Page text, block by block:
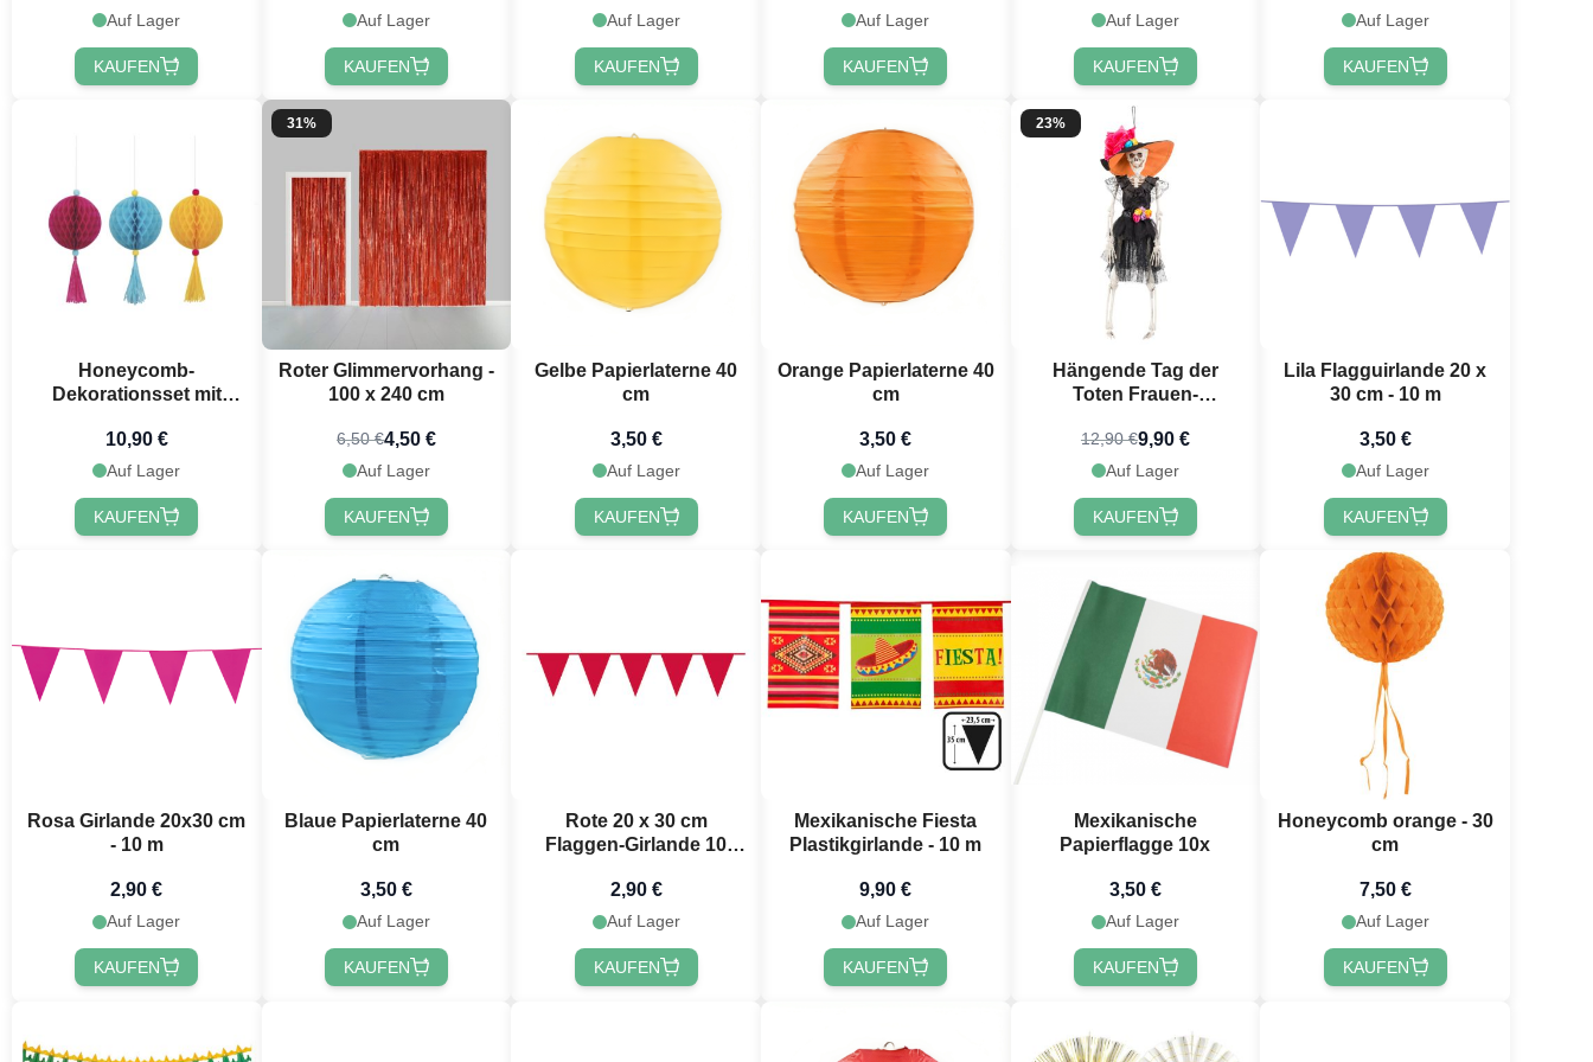
Auf Lager
KAUFEN
Auf Lager
KAUFEN
Auf Lager
KAUFEN
Auf Lager
KAUFEN
Auf Lager
KAUFEN
Auf Lager
KAUFEN
Honeycomb-
Dekorationsset mit
10,90 €
Auf Lager
KAUFEN
31%
Roter Glimmervorhang -
100 x 240 cm
6,50 €4,50 €
Auf Lager
KAUFEN
Gelbe Papierlaterne 40
cm
3,50 €
Auf Lager
KAUFEN
Orange Papierlaterne 40
cm
3,50 €
Auf Lager
KAUFEN
23%
Hängende Tag der
Toten Frauen-
12,90 €9,90 €
Auf Lager
KAUFEN
Lila Flagguirlande 20 x
30 cm - 10 m
3,50 €
Auf Lager
KAUFEN
Rosa Girlande 20x30 cm
- 10 m
2,90 €
Auf Lager
KAUFEN
Blaue Papierlaterne 40
cm
3,50 €
Auf Lager
KAUFEN
Rote 20 x 30 cm
Flaggen-Girlande 10
2,90 €
Auf Lager
KAUFEN
Mexikanische Fiesta
Plastikgirlande - 10 m
9,90 €
Auf Lager
KAUFEN
Mexikanische
Papierflagge 10x
3,50 €
Auf Lager
KAUFEN
Honeycomb orange - 30
cm
7,50 €
Auf Lager
KAUFEN